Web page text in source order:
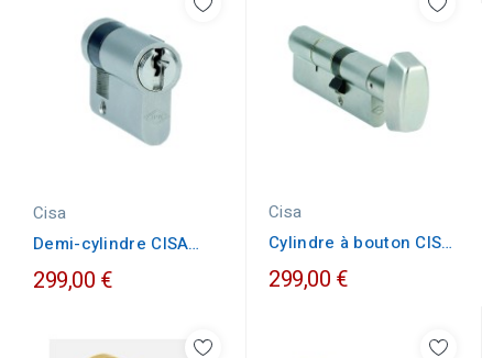
Cisa
Demi-cylindre CISA
10X30 laiton nickelé
299,00 €
Cisa
Cylindre à bouton CISA
B30X30 laiton nickelé
299,00 €